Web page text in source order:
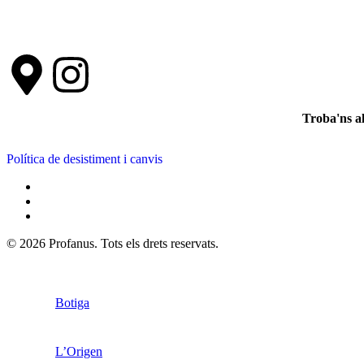
Troba'ns
Política de desistiment i canvis
© 2026 Profanus. Tots els drets reservats.
Botiga
L’Origen